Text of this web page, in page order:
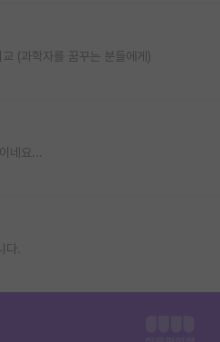
(과학자를 꿈꾸는 분들에게)
네요...
.